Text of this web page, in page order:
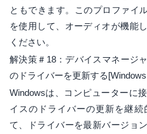
ともできます。このプロファイ
を使用して、オーディオが機能
ください。
解決策＃18：デバイスマネージ
のドライバーを更新する
Windowsは、コンピューターに
イスのドライバーの更新を継
て、ドライバーを最新バージョ